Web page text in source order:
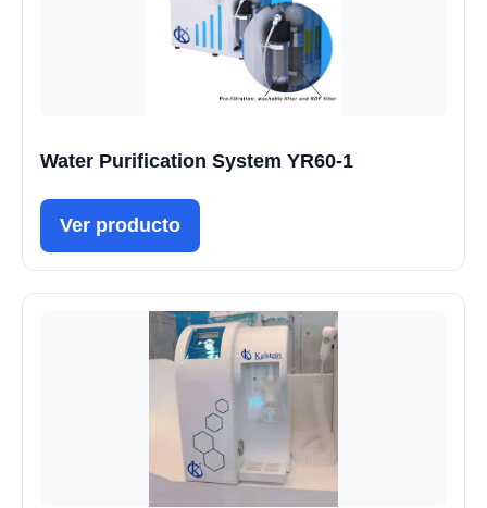
Water Purification System YR60-1
Ver producto